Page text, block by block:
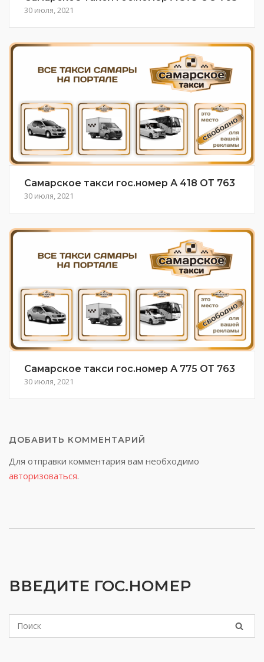
30 июля, 2021
Самарское такси гос.номер А 418 ОТ 763
30 июля, 2021
Самарское такси гос.номер А 775 ОТ 763
30 июля, 2021
ДОБАВИТЬ КОММЕНТАРИЙ
Для отправки комментария вам необходимо
авторизоваться.
ВВЕДИТЕ ГОС.НОМЕР